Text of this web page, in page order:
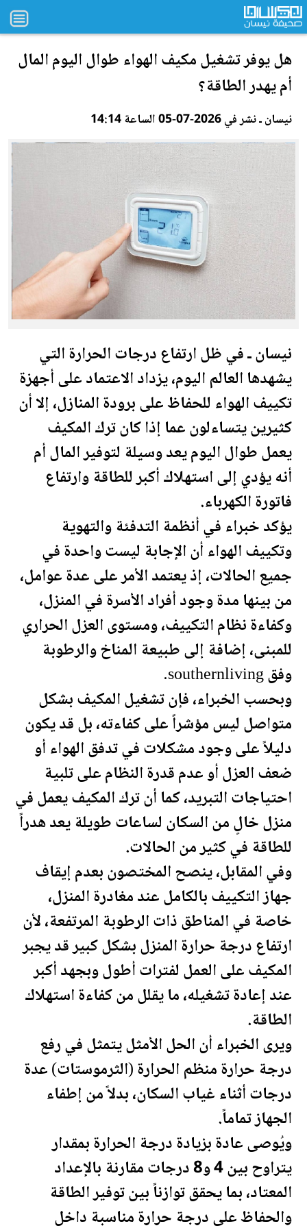
هل يوفر تشغيل مكيف الهواء طوال اليوم المال
أم يهدر الطاقة؟
نيسان ـ نشر في 2026-07-05 الساعة 14:14
نيسان ـ في ظل ارتفاع درجات الحرارة التي
يشهدها العالم اليوم، يزداد الاعتماد على أجهزة
تكييف الهواء للحفاظ على برودة المنازل، إلا أن
كثيرين يتساءلون عما إذا كان ترك المكيف
يعمل طوال اليوم يعد وسيلة لتوفيرالمالأم
أنه يؤدي إلى استهلاك أكبر للطاقة وارتفاع
فاتورة الكهرباء.
يؤكد خبراء في أنظمة التدفئة والتهوية
وتكييف الهواء أن الإجابة ليست واحدة في
جميع الحالات، إذ يعتمد الأمر على عدة عوامل،
من بينها مدة وجود أفراد الأسرة في المنزل،
وكفاءة نظام التكييف، ومستوى العزل الحراري
للمبنى، إضافة إلى طبيعة المناخ والرطوبة
وفق southernliving.
وبحسب الخبراء، فإن تشغيل المكيف بشكل
متواصل ليس مؤشراً على كفاءته، بل قد يكون
دليلاً على وجود مشكلات في تدفق الهواء أو
ضعف العزل أو عدم قدرة النظام على تلبية
احتياجات التبريد، كما أن ترك المكيف يعمل في
منزل خالٍ من السكان لساعات طويلة يعد هدراً
للطاقة في كثير من الحالات.
وفي المقابل، ينصح المختصون بعدم إيقاف
جهاز التكييف بالكامل عند مغادرة المنزل،
خاصة في المناطق ذات الرطوبة المرتفعة، لأن
ارتفاع درجة حرارة المنزل بشكل كبير قد يجبر
المكيف على العمل لفترات أطول وبجهد أكبر
عند إعادة تشغيله، ما يقلل من كفاءة استهلاك
الطاقة.
ويرى الخبراء أن الحل الأمثل يتمثل في رفع
درجة حرارة منظم الحرارة (الثرموستات) عدة
درجات أثناء غياب السكان، بدلاً من إطفاء
الجهاز تماماً.
ويُوصى عادة بزيادة درجة الحرارة بمقدار
يتراوح بين 4 و8 درجات مقارنة بالإعداد
المعتاد، بما يحقق توازناً بين توفير الطاقة
والحفاظ على درجة حرارة مناسبة داخل